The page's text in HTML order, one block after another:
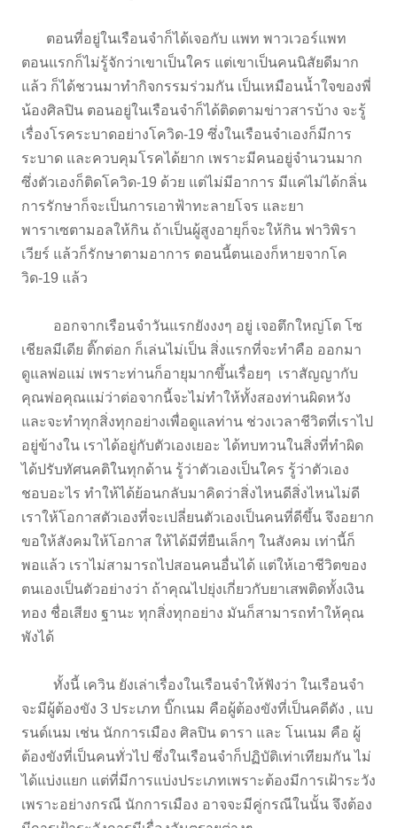
ตอนที่อยู่ในเรือนจำก็ได้เจอกับ แพท พาวเวอร์แพท
ตอนแรกก็ไม่รู้จักว่าเขาเป็นใคร แต่เขาเป็นคนนิสัยดีมาก
แล้ว ก็ได้ชวนมาทำกิจกรรมร่วมกัน เป็นเหมือนน้ำใจของพี่
น้องศิลปิน ตอนอยู่ในเรือนจำก็ได้ติดตามข่าวสารบ้าง จะรู้
เรื่องโรคระบาดอย่างโควิด-19 ซึ่งในเรือนจำเองก็มีการ
ระบาด และควบคุมโรคได้ยาก เพราะมีคนอยู่จำนวนมาก
ซึ่งตัวเองก็ติดโควิด-19 ด้วย แต่ไม่มีอาการ มีแค่ไม่ได้กลิ่น
การรักษาก็จะเป็นการเอาฟ้าทะลายโจร และยา
พาราเซตามอลให้กิน ถ้าเป็นผู้สูงอายุก็จะให้กิน ฟาวิพิรา
เวียร์ แล้วก็รักษาตามอาการ ตอนนี้ตนเองก็หายจากโค
วิด-19 แล้ว
ออกจากเรือนจำวันแรกยังงงๆ อยู่ เจอตึกใหญ่โต โซ
เชียลมีเดีย ติ๊กต่อก ก็เล่นไม่เป็น สิ่งแรกที่จะทำคือ ออกมา
ดูแลพ่อแม่ เพราะท่านก็อายุมากขึ้นเรื่อยๆ เราสัญญากับ
คุณพ่อคุณแม่ว่าต่อจากนี้จะไม่ทำให้ทั้งสองท่านผิดหวัง
และจะทำทุกสิ่งทุกอย่างเพื่อดูแลท่าน ช่วงเวลาชีวิตที่เราไป
อยู่ข้างใน เราได้อยู่กับตัวเองเยอะ ได้ทบทวนในสิ่งที่ทำผิด
ได้ปรับทัศนคติในทุกด้าน รู้ว่าตัวเองเป็นใคร รู้ว่าตัวเอง
ชอบอะไร ทำให้ได้ย้อนกลับมาคิดว่าสิ่งไหนดีสิ่งไหนไม่ดี
เราให้โอกาสตัวเองที่จะเปลี่ยนตัวเองเป็นคนที่ดีขึ้น จึงอยาก
ขอให้สังคมให้โอกาส ให้ได้มีที่ยืนเล็กๆ ในสังคม เท่านี้ก็
พอแล้ว เราไม่สามารถไปสอนคนอื่นได้ แต่ให้เอาชีวิตของ
ตนเองเป็นตัวอย่างว่า ถ้าคุณไปยุ่งเกี่ยวกับยาเสพติดทั้งเงิน
ทอง ชื่อเสียง ฐานะ ทุกสิ่งทุกอย่าง มันก็สามารถทำให้คุณ
พังได้
ทั้งนี้ เควิน ยังเล่าเรื่องในเรือนจำให้ฟังว่า ในเรือนจำ
จะมีผู้ต้องขัง 3 ประเภท บิ๊กเนม คือผู้ต้องขังที่เป็นคดีดัง , แบ
รนด์เนม เช่น นักการเมือง ศิลปิน ดารา และ โนเนม คือ ผู้
ต้องขังที่เป็นคนทั่วไป ซึ่งในเรือนจำก็ปฏิบัติเท่าเทียมกัน ไม่
ได้แบ่งแยก แต่ที่มีการแบ่งประเภทเพราะต้องมีการเฝ้าระวัง
เพราะอย่างกรณี นักการเมือง อาจจะมีคู่กรณีในนั้น จึงต้อง